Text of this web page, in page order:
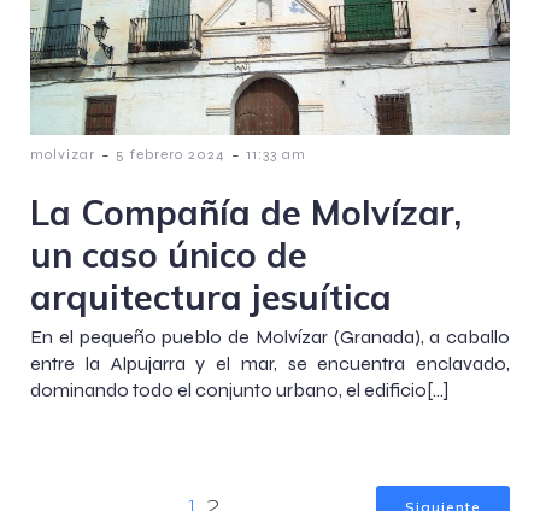
molvizar - 5 febrero 2024 - 11:33 am
La Compañía de Molvízar,
un caso único de
arquitectura jesuítica
En el pequeño pueblo de Molvízar (Granada), a caballo
entre la Alpujarra y el mar, se encuentra enclavado,
dominando todo el conjunto urbano, el edificio[…]
1 2 Siguiente